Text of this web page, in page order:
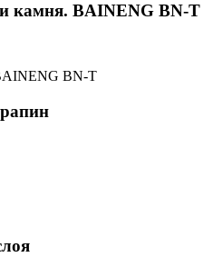
камня. BAINENG BN-T